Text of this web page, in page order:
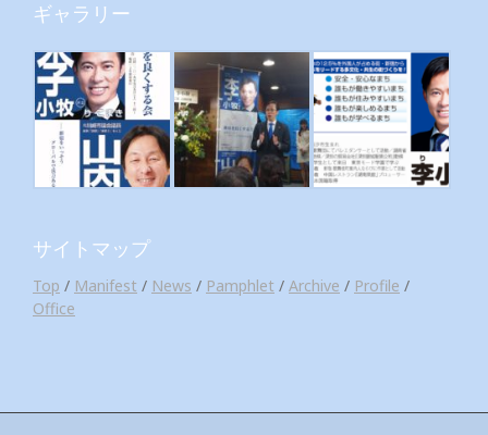
ギャラリー
サイトマップ
Top / Manifest / News / Pamphlet / Archive / Profile /
Office